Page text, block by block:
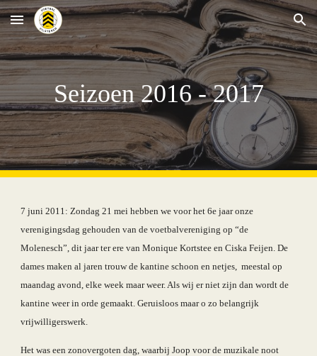
Skip to main content Skip to navigation
Seizoen 2016 - 2017
7 juni 2011: Zondag 21 mei hebben we voor het 6e jaar onze
verenigingsdag gehouden van de voetbalvereniging op “de
Molenesch”, dit jaar ter ere van Monique Kortstee en Ciska Feijen. De
dames maken al jaren trouw de kantine schoon en netjes,  meestal op
maandag avond, elke week maar weer. Als wij er niet zijn dan wordt de
kantine weer in orde gemaakt. Geruisloos maar o zo belangrijk
vrijwilligerswerk.
Het was een zonovergoten dag, waarbij Joop voor de muzikale noot